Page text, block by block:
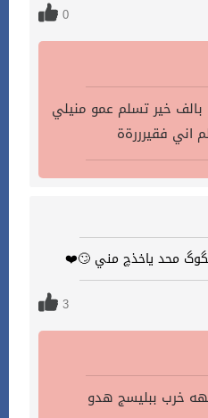
0
خير تسلم عمو منيلي
محد ياخذچ مني 🙄❤️
3